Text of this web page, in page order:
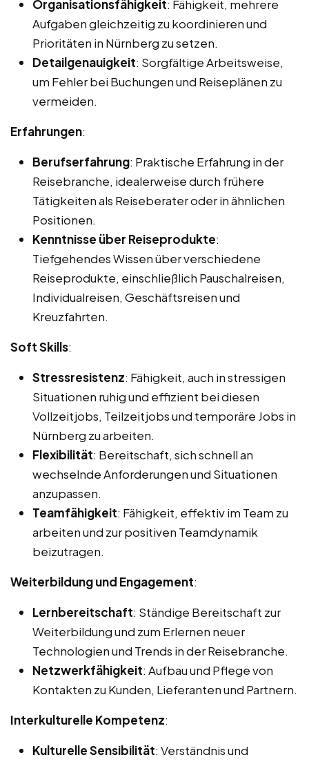
Organisationsfähigkeit: Fähigkeit, mehrere
Aufgaben gleichzeitig zu koordinieren und
Prioritäten in Nürnberg zu setzen.
Detailgenauigkeit: Sorgfältige Arbeitsweise,
um Fehler bei Buchungen und Reiseplänen zu
vermeiden.
Erfahrungen:
Berufserfahrung: Praktische Erfahrung in der
Reisebranche, idealerweise durch frühere
Tätigkeiten als Reiseberater oder in ähnlichen
Positionen.
Kenntnisse über Reiseprodukte:
Tiefgehendes Wissen über verschiedene
Reiseprodukte, einschließlich Pauschalreisen,
Individualreisen, Geschäftsreisen und
Kreuzfahrten.
Soft Skills:
Stressresistenz: Fähigkeit, auch in stressigen
Situationen ruhig und effizient bei diesen
Vollzeitjobs, Teilzeitjobs und temporäre Jobs in
Nürnberg zu arbeiten.
Flexibilität: Bereitschaft, sich schnell an
wechselnde Anforderungen und Situationen
anzupassen.
Teamfähigkeit: Fähigkeit, effektiv im Team zu
arbeiten und zur positiven Teamdynamik
beizutragen.
Weiterbildung und Engagement:
Lernbereitschaft: Ständige Bereitschaft zur
Weiterbildung und zum Erlernen neuer
Technologien und Trends in der Reisebranche.
Netzwerkfähigkeit: Aufbau und Pflege von
Kontakten zu Kunden, Lieferanten und Partnern.
Interkulturelle Kompetenz:
Kulturelle Sensibilität: Verständnis und